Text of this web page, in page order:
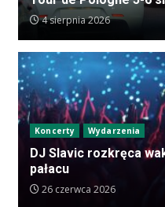
4 sierpnia 2026
Koncerty Wydarzenia
DJ Slavic rozkręca
pałacu
26 czerwca 2026